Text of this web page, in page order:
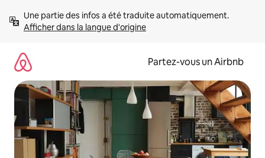
directement
Afficher dans la langue d'origine
Partez-vous un Airbnb